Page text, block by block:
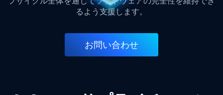
るよう支援します。
お問い合わせ